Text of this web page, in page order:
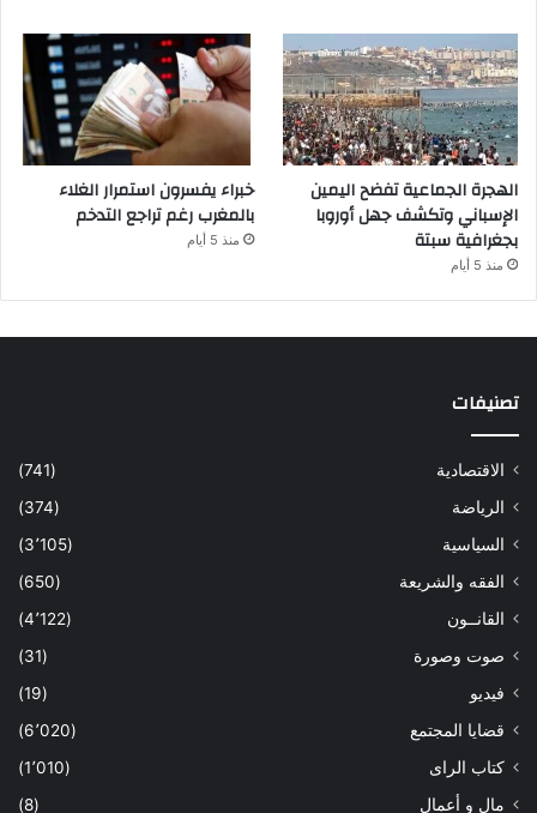
الهجرة الجماعية تفضح اليمين
الإسباني وتكشف جهل أوروبا
بجغرافية سبتة
منذ 5 أيام
خبراء يفسرون استمرار الغلاء
بالمغرب رغم تراجع التدخم
منذ 5 أيام
تصنيفات
الاقتصادية
(741)
الرياضة
(374)
السياسية
(3٬105)
الفقه والشريعة
(650)
القانــون
(4٬122)
صوت وصورة
(31)
فيديو
(19)
قضايا المجتمع
(6٬020)
كتاب الراى
(1٬010)
مال و أعمال
(8)